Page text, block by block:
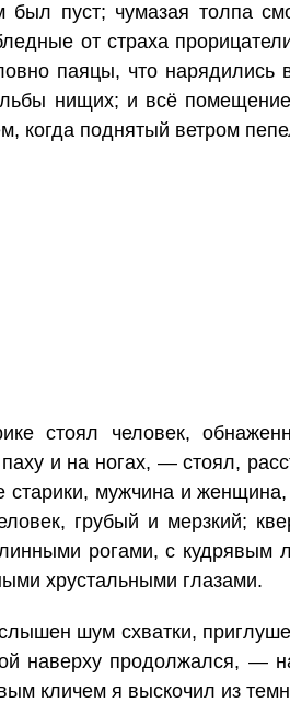
был пуст; чумазая толпа
от страха
паяцы, что нарядились
нищих; и всё
когда поднятый ветром
стоял человек,
и на ногах, — стоял,
мужчина и
грубый и мерзкий;
рогами, с
хрустальными глазами.
шум схватки,
наверху продолжался, —
кличем я выскочил из